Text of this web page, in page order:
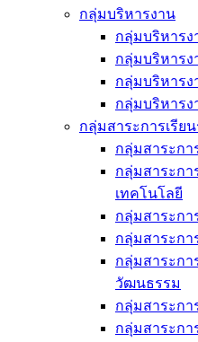
กลุ่มบริหารงาน
กลุ่มบริหารง
กลุ่มบริหาร
กลุ่มบริหาร
กลุ่มบริหารง
กลุ่มสาระการเรียน
กลุ่มสาระกา
กลุ่มสาระกา
เทคโนโลยี
กลุ่มสาระกา
กลุ่มสาระกา
กลุ่มสาระกา
วัฒนธรรม
กลุ่มสาระกา
กลุ่มสาระกา